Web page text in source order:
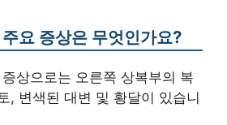
요 증상은 무엇인가요?
상으로는 오른쪽 상복부의 복
, 변색된 대변 및 황달이 있습니